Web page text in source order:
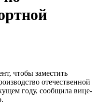
чтобы заместить
отечественной
году, сообщила вице-